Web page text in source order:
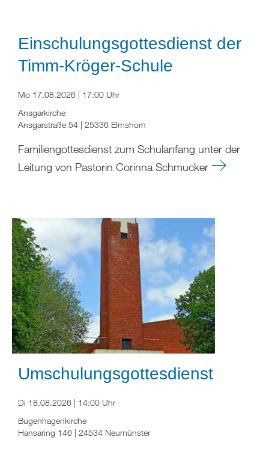
Einschulungsgottesdienst der
Timm-Kröger-Schule
Mo 17.08.2026 | 17:00 Uhr
Ansgarkirche
Ansgarstraße 54 | 25336 Elmshorn
Familiengottesdienst zum Schulanfang unter der
Leitung von Pastorin Corinna Schmucker
Umschulungsgottesdienst
Di 18.08.2026 | 14:00 Uhr
Bugenhagenkirche
Hansaring 146 | 24534 Neumünster